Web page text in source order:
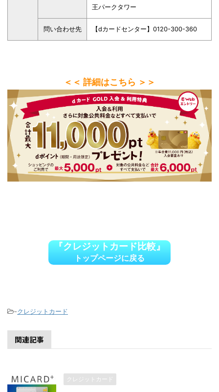
王パークタワー
問い合わせ先 【dカードセンター】0120-300-360
＜＜ 詳細はこちら ＞＞
『クレジットカード比較』
トップページに戻る
-クレジットカード
関連記事
クレジットカード